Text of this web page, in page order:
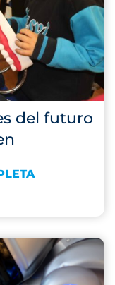
del futuro